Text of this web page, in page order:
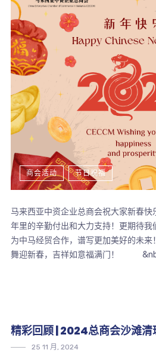
商会活动 节日祝福
马来西亚中资企业总商会祝大家新春
年里的辛勤付出和大力支持！更期待我
为中马经贸合作，谱写更加美好的未
舞迎新春，吉祥如意福满门！
精彩回顾 | 2024总商会沙滩清
25 11 月, 2024